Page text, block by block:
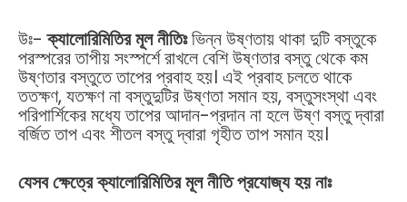
উঃ-ক্যালোরিমিতির মূল নীতিঃভিন্ন উষ্ণতায় থাকা দুটি বস্তুকে
পরস্পরের তাপীয় সংস্পর্শে রাখলে বেশি উষ্ণতার বস্তু থেকে কম
উষ্ণতার বস্তুতে তাপের প্রবাহ হয়। এই প্রবাহ চলতে থাকে
ততক্ষণ, যতক্ষণ না বস্তুদুটির উষ্ণতা সমান হয়, বস্তুসংস্থা এবং
পরিপার্শিকের মধ্যে তাপের আদান-প্রদান না হলে উষ্ণ বস্তু দ্বারা
বর্জিত তাপ এবং শীতল বস্তু দ্বারা গৃহীত তাপ সমান হয়।
যেসব ক্ষেত্রে ক্যালোরিমিতির মূল নীতি প্রযোজ্য হয় নাঃ